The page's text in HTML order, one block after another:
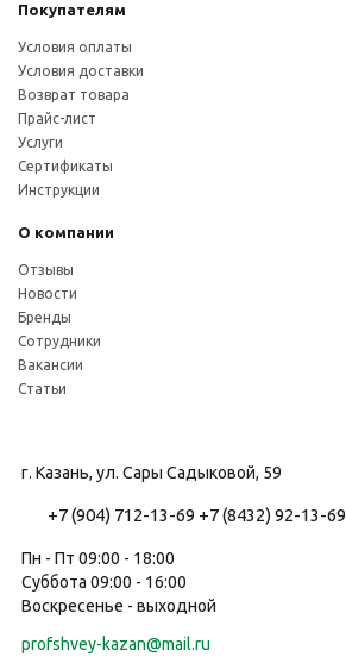
г. Казань, ул. Сары Садыковой, 59
+7 (904) 712-13-69 +7 (8432) 92-13-69
Пн - Пт 09:00 - 18:00
Суббота 09:00 - 16:00
Воскресенье - выходной
profshvey-kazan@mail.ru
Покупателям
Условия оплаты
Условия доставки
Возврат товара
Прайс-лист
Услуги
Сертификаты
Инструкции
О компании
Отзывы
Новости
Бренды
Сотрудники
Вакансии
Статьи